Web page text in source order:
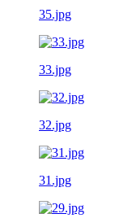
35.jpg
33.jpg
32.jpg
31.jpg